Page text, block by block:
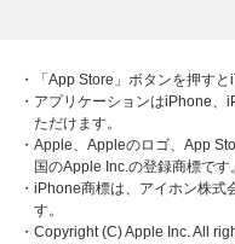
・「App Store」ボタンを押す
・アプリケーションはiPhone
ただけます。
・Apple、Appleのロゴ、App
国のApple Inc.の登録商標です。
・iPhone商標は、アイホン株式
す。
・Copyright (C) Apple Inc. All